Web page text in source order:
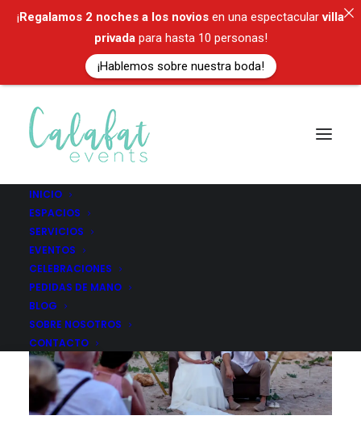
INICIO
ESPACIOS
SERVICIOS
EVENTOS
CELEBRACIONES
PEDIDAS DE MANO
BLOG
SOBRE NOSOTROS
CONTACTO
ES
¡Regalamos 2 noches a los novios en una espectacularvilla
privadapara hasta 10 personas!
¡Hablemos sobre nuestra boda!